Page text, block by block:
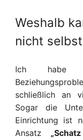
Weshalb
nicht
Ich habe
schließlich an
Sogar die
Einrichtung ist
Ansatz